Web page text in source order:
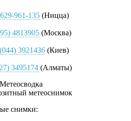
961-135(Ницца)
4813905(Москва)
3921436 (Киев)
3495174 (Алматы)
Метеосводка
снимки: